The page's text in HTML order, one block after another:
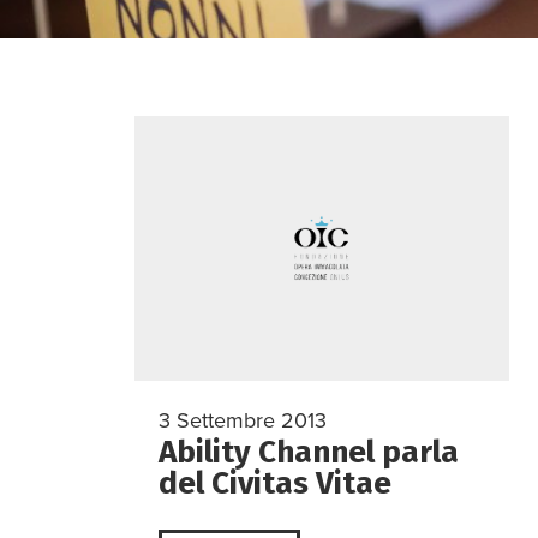
3 Settembre 2013
Ability Channel parla
del Civitas Vitae